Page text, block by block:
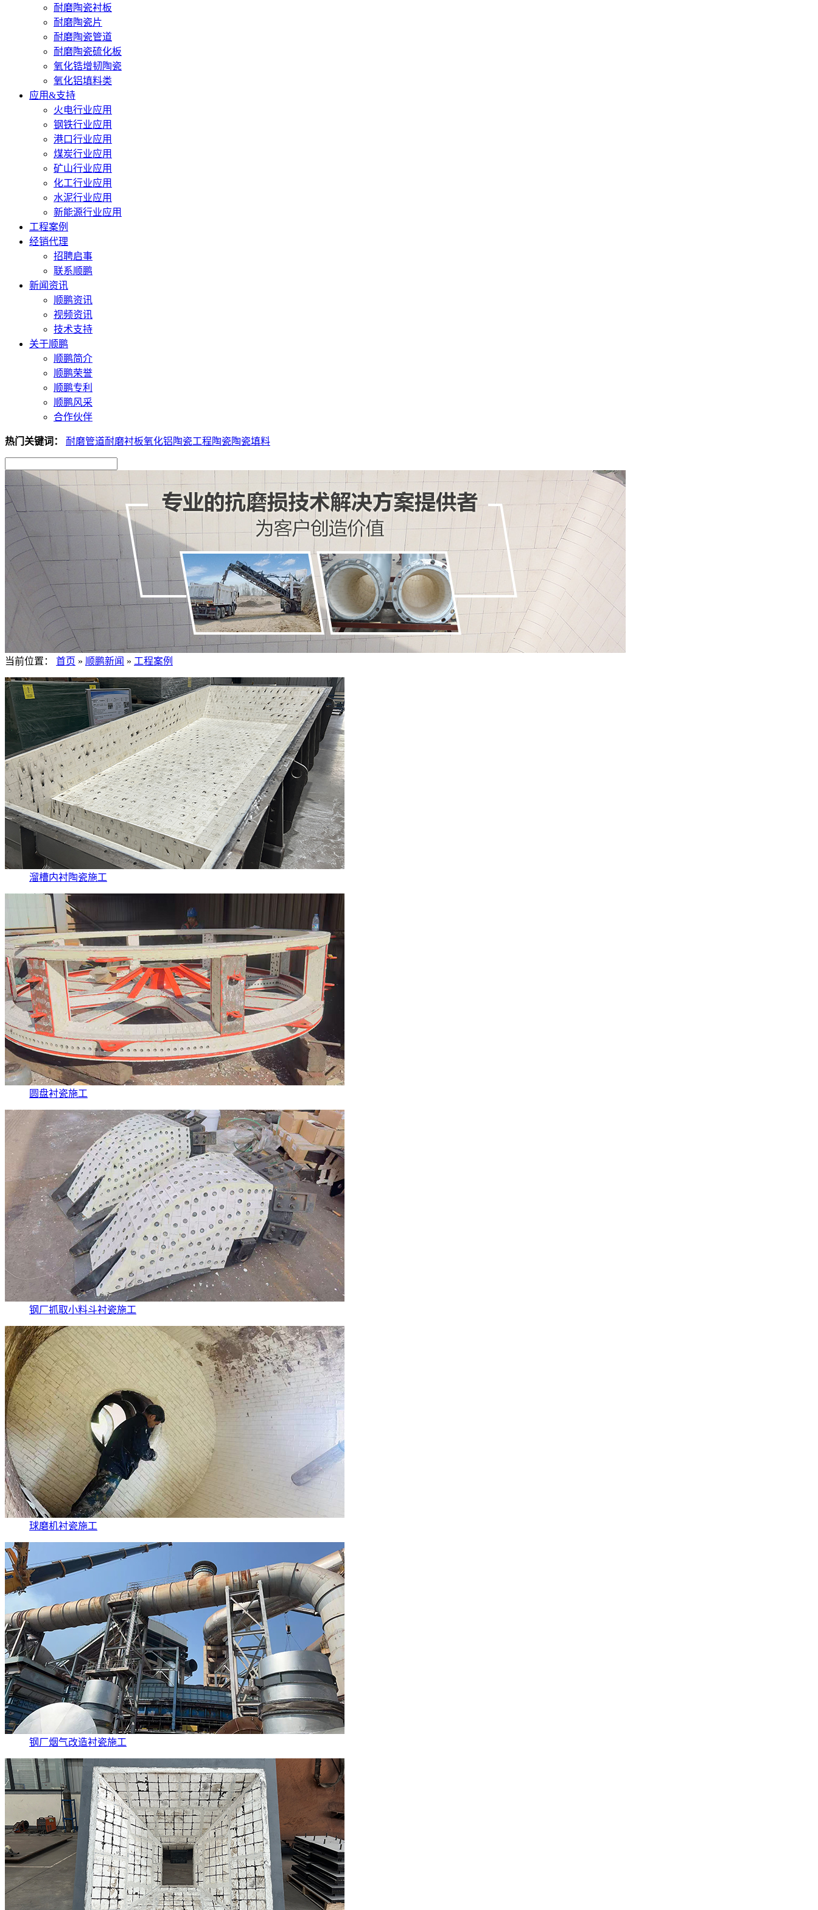
耐磨陶瓷衬板
耐磨陶瓷片
耐磨陶瓷管道
耐磨陶瓷硫化板
氧化锆增韧陶瓷
氧化铝填料类
应用&支持
火电行业应用
钢铁行业应用
港口行业应用
煤炭行业应用
矿山行业应用
化工行业应用
水泥行业应用
新能源行业应用
工程案例
经销代理
招聘启事
联系顺鹏
新闻资讯
顺鹏资讯
视频资讯
技术支持
关于顺鹏
顺鹏简介
顺鹏荣誉
顺鹏专利
顺鹏风采
合作伙伴
热门关键词： 耐磨管道耐磨衬板氧化铝陶瓷工程陶瓷陶瓷填料
当前位置： 首页 » 顺鹏新闻 » 工程案例
溜槽内衬陶瓷施工
圆盘衬瓷施工
钢厂抓取小料斗衬瓷施工
球磨机衬瓷施工
钢厂烟气改造衬瓷施工